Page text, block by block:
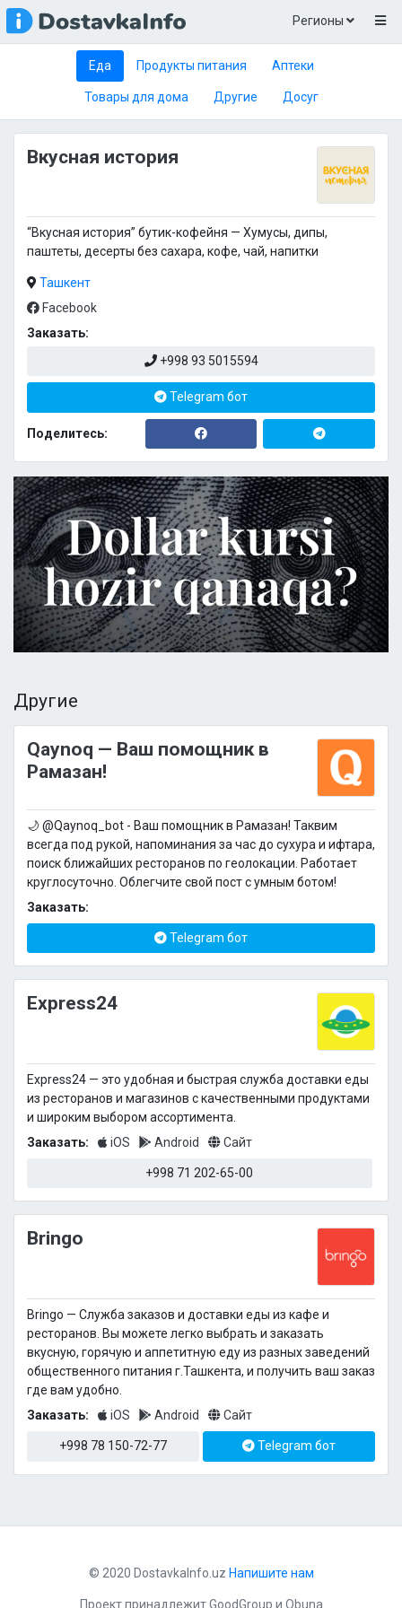
Регионы
Еда Продукты питания Аптеки
Товары для дома Другие Досуг
Вкусная история
“Вкусная история” бутик-кофейня — Хумусы, дипы,
паштеты, десерты без сахара, кофе, чай, напитки
Ташкент
Facebook
Заказать:
+998 93 5015594
Telegram бот
Поделитесь:
Другие
Qaynoq — Ваш помощник в
Рамазан!
🌙 @Qaynoq_bot - Ваш помощник в Рамазан! Таквим
всегда под рукой, напоминания за час до сухура и ифтара,
поиск ближайших ресторанов по геолокации. Работает
круглосуточно. Облегчите свой пост с умным ботом!
Заказать:
Telegram бот
Express24
Express24 — это удобная и быстрая служба доставки еды
из ресторанов и магазинов с качественными продуктами
и широким выбором ассортимента.
Заказать:
iOS Android Сайт
+998 71 202-65-00
Bringo
Bringo — Cлужба заказов и доставки еды из кафе и
ресторанов. Вы можете легко выбрать и заказать
вкусную, горячую и аппетитную еду из разных заведений
общественного питания г.Ташкента, и получить ваш заказ
где вам удобно.
Заказать:
iOS Android Сайт
+998 78 150-72-77 Telegram бот
© 2020 DostavkaInfo.uz Напишите нам
Проект принадлежитGoodGroup и Obuna